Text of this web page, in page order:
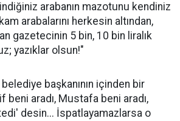
arabanın mazotunu kendiniz
arabalarını herkesin altından,
gazetecinin 5 bin, 10 bin liralık
yazıklar olsun!"
başkanının içinden bir
beni aradı, Mustafa beni aradı,
desin... İspatlayamazlarsa o